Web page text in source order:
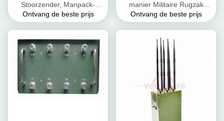
Stoorzender, Manpack-
Blocker van het
Ontwerp
Ontvang de beste prijs
manier Militaire Rugzak
Apparatenuhf-radio 400 -
Ontvang de beste prijs